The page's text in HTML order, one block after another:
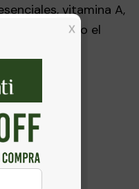
vitamina A,
como el
C y otros